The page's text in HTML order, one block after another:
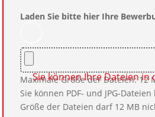
Laden Sie bitte hier Ihre
Maximale Größe der Dateien: 12
Sie können PDF- und JPG-
Größe der Dateien darf 12 MB